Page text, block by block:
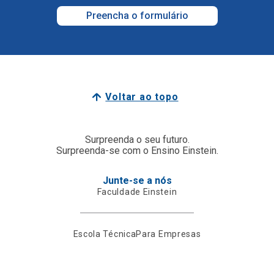
Preencha o formulário
Voltar ao topo
Surpreenda o seu futuro.
Surpreenda-se com o Ensino Einstein.
Junte-se a nós
Faculdade Einstein
Escola TécnicaPara Empresas